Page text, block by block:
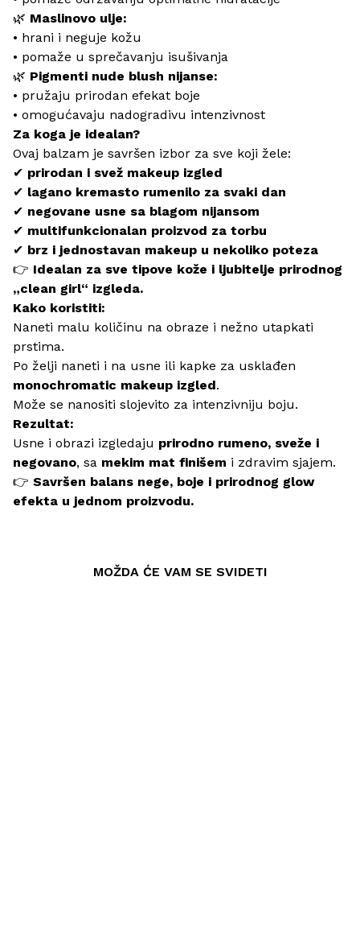
🌿 Maslinovo ulje:
• hrani i neguje kožu
• pomaže u sprečavanju isušivanja
🌿 Pigmenti nude blush nijanse:
• pružaju prirodan efekat boje
• omogućavaju nadogradivu intenzivnost
Za koga je idealan?
Ovaj balzam je savršen izbor za sve koji žele:
✔ prirodan i svež makeup izgled
✔ lagano kremasto rumenilo za svaki dan
✔ negovane usne sa blagom nijansom
✔ multifunkcionalan proizvod za torbu
✔ brz i jednostavan makeup u nekoliko poteza
👉 Idealan za sve tipove kože i ljubitelje prirodnog
„clean girl“ izgleda.
Kako koristiti:
Naneti malu količinu na obraze i nežno utapkati
prstima.
Po želji naneti i na usne ili kapke za usklađen
monochromatic makeup izgled.
Može se nanositi slojevito za intenzivniju boju.
Rezultat:
Usne i obrazi izgledaju prirodno rumeno, sveže i
negovano, sa mekim mat finišem i zdravim sjajem.
👉 Savršen balans nege, boje i prirodnog glow
efekta u jednom proizvodu.
MOŽDA ĆE VAM SE SVIDETI